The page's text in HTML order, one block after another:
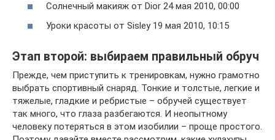
Солнечный макияж от Dior 24 мая 2010, 00:00
Уроки красоты от Sisley 19 мая 2010, 10:15
Этап второй: выбираем правильный обруч
Прежде, чем приступить к тренировкам, нужно грамотно
выбрать спортивный снаряд. Тонкие и толстые, легкие и
тяжелые, гладкие и ребристые – обручей существует
так много, что глаза разбегаются. И неопытному
человеку потеряться в этом изобилии – проще простого.